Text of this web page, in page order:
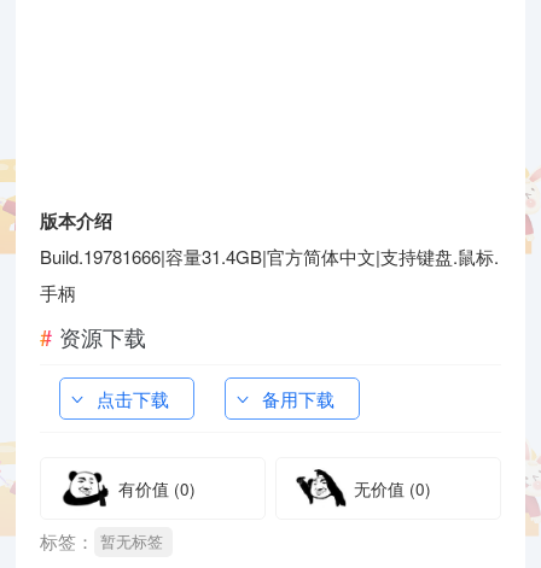
版本介绍
Build.19781666|容量31.4GB|官方简体中文|支持键盘.鼠标.
手柄
资源下载
点击下载 备用下载
有价值 (0) 无价值 (0)
标签： 暂无标签